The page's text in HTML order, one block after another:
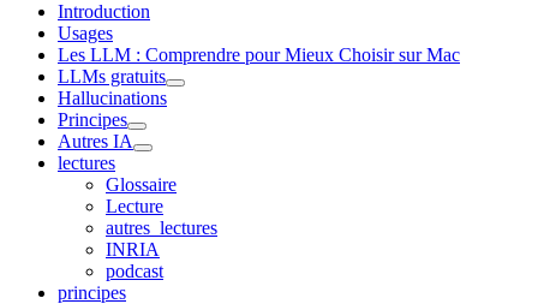
Introduction
Usages
Les LLM : Comprendre pour Mieux Choisir sur Mac
LLMs gratuits
Hallucinations
Principes
Autres IA
lectures
Glossaire
Lecture
autres_lectures
INRIA
podcast
principes